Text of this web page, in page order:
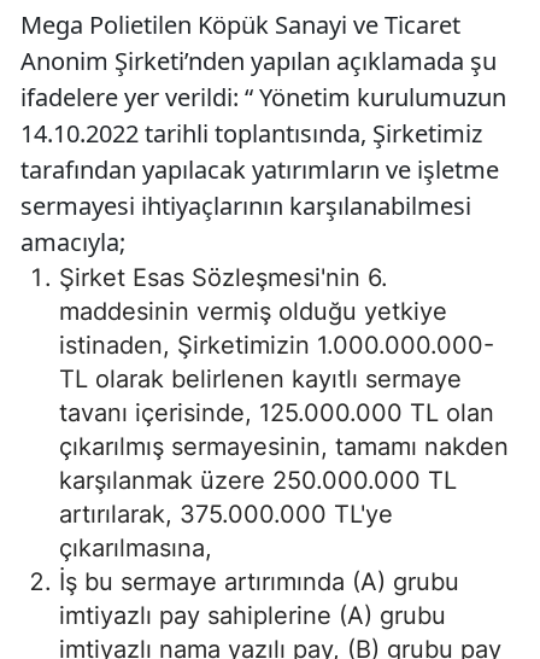
Mega Polietilen Köpük Sanayi ve Ticaret
Anonim Şirketi’nden yapılan açıklamada şu
ifadelere yer verildi: “ Yönetim kurulumuzun
14.10.2022 tarihli toplantısında, Şirketimiz
tarafından yapılacak yatırımların ve işletme
sermayesi ihtiyaçlarının karşılanabilmesi
amacıyla;
Şirket Esas Sözleşmesi'nin 6.
maddesinin vermiş olduğu yetkiye
istinaden, Şirketimizin 1.000.000.000-
TL olarak belirlenen kayıtlı sermaye
tavanı içerisinde, 125.000.000 TL olan
çıkarılmış sermayesinin, tamamı nakden
karşılanmak üzere 250.000.000 TL
artırılarak, 375.000.000 TL'ye
çıkarılmasına,
İş bu sermaye artırımında (A) grubu
imtiyazlı pay sahiplerine (A) grubu
imtiyazlı nama yazılı pay, (B) grubu pay